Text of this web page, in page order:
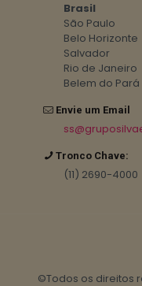
Brasil
São Paulo
Belo Horizonte
Salvador
Rio de Janeiro
Belem do Pará
Envie um Email
Tronco Chave:
(11) 2690-4000
©Todos os direitos